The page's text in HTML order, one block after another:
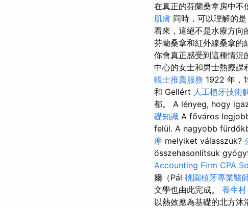
在真正的芬蘭桑拿房中不
肌膚 同時，可以理解的
看來，這絕不是水療方向
芬蘭桑拿和紅外線桑拿的
你會真正感受到這種情況
中心的女士和男士熱療
帳士推薦服務 1922 年，
和 Gellért 人工植牙技術
都。 A lényeg, hogy
礎知識 A főváros
felül. A nagyobb
摩 melyiket válasszuk?
összehasonlítsuk
Accounting Firm CPA
爾（Pál 桃園植牙專業醫
文學也由此完成。 養生村
以熱效應為基礎的北方